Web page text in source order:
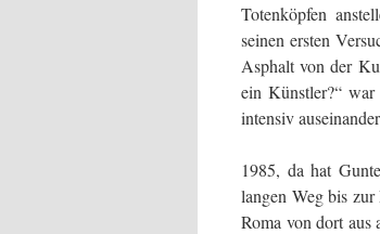
Totenköpfen
seinen ersten
Asphalt von der
ein Künstler?“
intensiv
1985, da hat
langen Weg bis
Roma von dort aus